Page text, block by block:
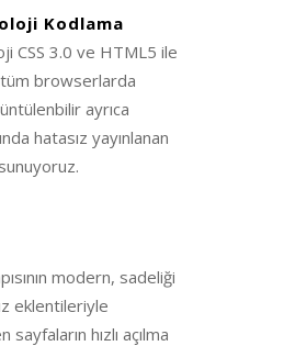
Kodlama
CSS 3.0 ve HTML5 ile
tüm browserlarda
ayrıca
hatasız yayınlanan
modern, sadeliği
eklentileriyle
hızlı açılma